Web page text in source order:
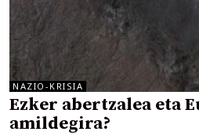
NAZIO-KRISIA
Ezker abertzalea eta
amildegira?